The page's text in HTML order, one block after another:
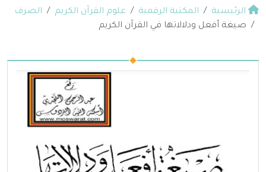
الرئيسية المكتبة الرقمية علوم القرآن الكريم
الصرف
صيغة أفعل ودلالاتها في القرآن الكريم